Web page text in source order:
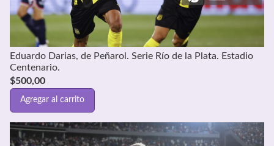
Eduardo Darias, de Peñarol. Serie Río de la Plata. Estadio
Centenario.
$500,00
Agregar al carrito